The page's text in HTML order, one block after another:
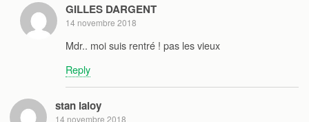
GILLES DARGENT
14 novembre 2018
Mdr.. moi suis rentré ! pas les vieux
Reply
stan laloy
14 novembre 2018